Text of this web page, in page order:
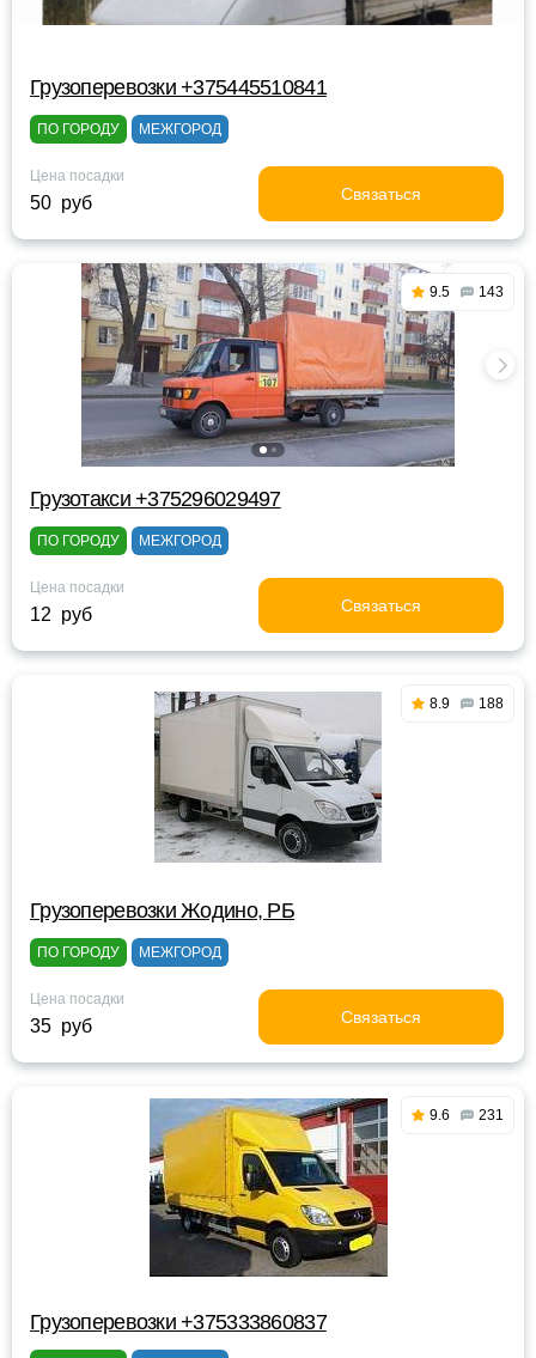
Грузоперевозки +375445510841
ПО ГОРОДУ МЕЖГОРОД
Цена посадки
50 руб Связаться
9.5 143
Грузотакси +375296029497
ПО ГОРОДУ МЕЖГОРОД
Цена посадки
12 руб Связаться
8.9 188
Грузоперевозки Жодино, РБ
ПО ГОРОДУ МЕЖГОРОД
Цена посадки
35 руб Связаться
9.6 231
Грузоперевозки +375333860837